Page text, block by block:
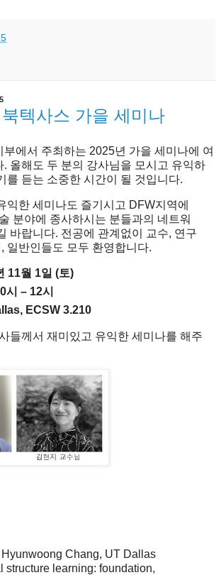
텍사스 가을 세미나
부에서 주최하는 2025년 가을 세미나에 여
. 올해도 두 분의 강사님을 모시고 유익하
를 듣는 소중한 시간이 될 것입니다.
익한 세미나도 즐기시고 DFW지역에
분야에 종사하시는 분들과의 네트워
바랍니다. 전공에 관계없이 교수, 연구
, 일반인들도 모두 환영합니다.
11월 1일 (토)
시 – 12시
ECSW 3.210
들께서 재미있고 유익한 세미나를 해주
Hyunwoong Chang, UT Dallas
structure learning: foundation,